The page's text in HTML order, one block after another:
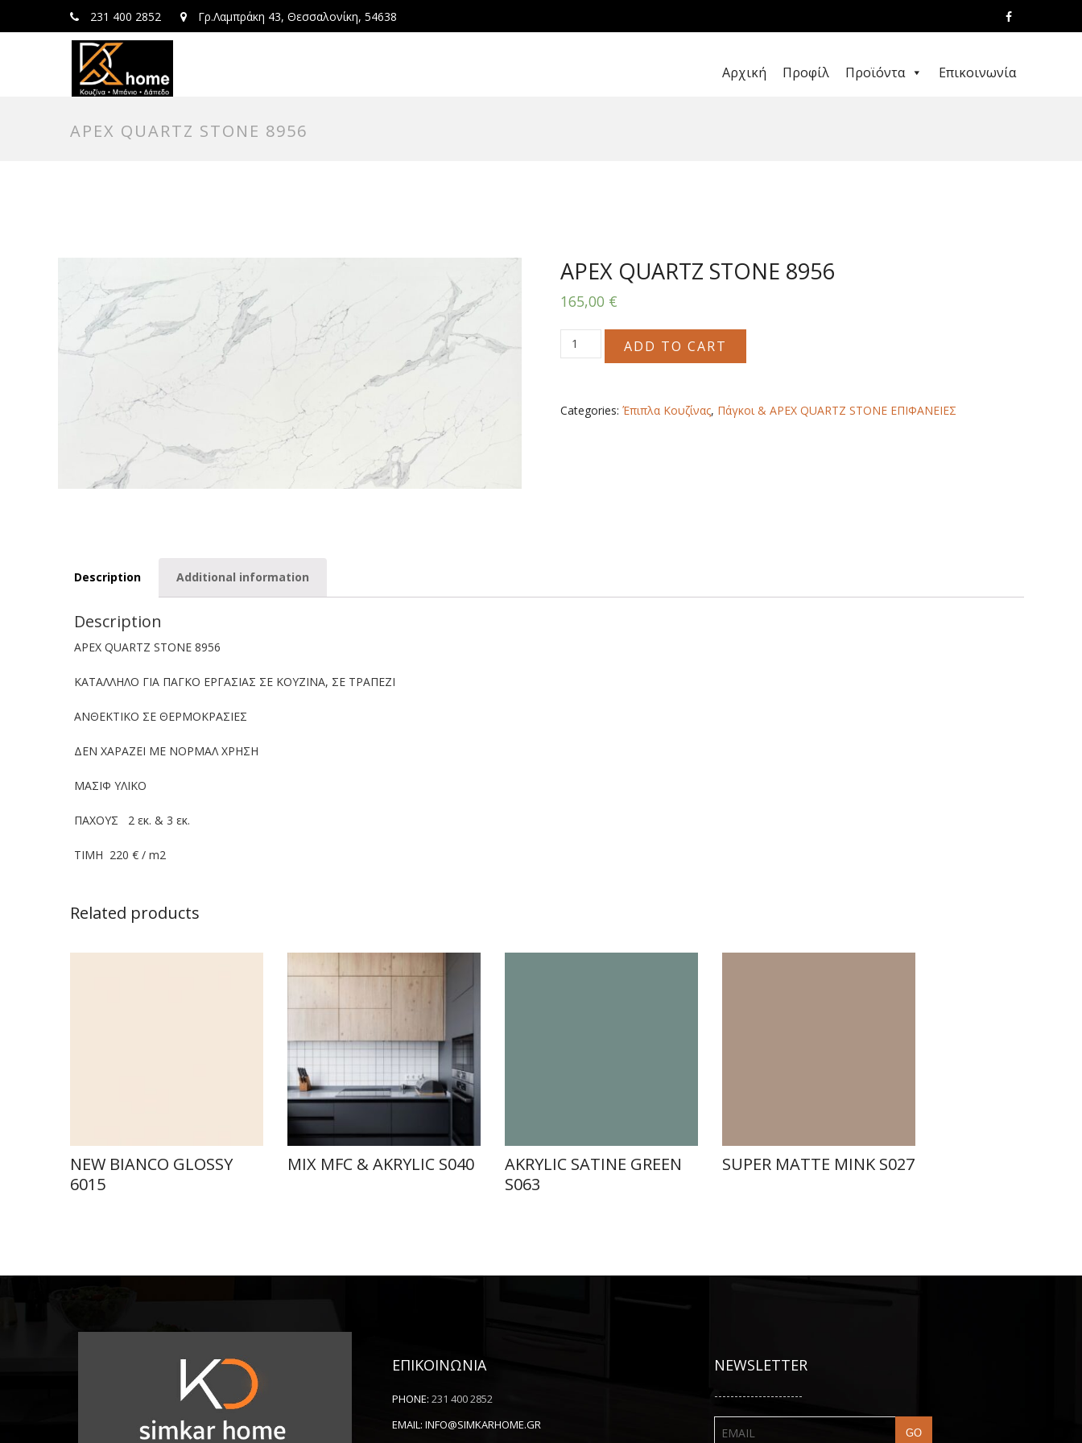
231 400 2852 Γρ.Λαμπράκη 43, Θεσσαλονίκη, 54638
Αρχική Προφίλ Προϊόντα Επικοινωνία
APEX QUARTZ STONE 8956
APEX QUARTZ STONE 8956
165,00 €
APEX
QUARTZ
quantity
ADD TO CART
Categories: Έπιπλα Κουζίνας, Πάγκοι & APEX QUARTZ STONE ΕΠΙΦΑΝΕΙΕΣ
Description Additional information
Description
APEX QUARTZ STONE 8956
ΚΑΤΑΛΛΗΛΟ ΓΙΑ ΠΑΓΚΟ ΕΡΓΑΣΙΑΣ ΣΕ ΚΟΥΖΙΝΑ, ΣΕ ΤΡΑΠΕΖΙ
ΑΝΘΕΚΤΙΚΟ ΣΕ ΘΕΡΜΟΚΡΑΣΙΕΣ
ΔΕΝ ΧΑΡΑΖΕΙ ΜΕ ΝΟΡΜΑΛ ΧΡΗΣΗ
ΜΑΣΙΦ ΥΛΙΚΟ
ΠΑΧΟΥΣ 2 εκ. & 3 εκ.
ΤΙΜΗ 220 € / m2
Related products
NEW BIANCO GLOSSY
6015
MIX MFC & AKRYLIC S040
AKRYLIC SATINE GREEN
S063
SUPER MATTE MINK S027
ΕΠΙΚΟΙΝΩΝΙΑ
PHONE: 231 400 2852
EMAIL: INFO@SIMKARHOME.GR
NEWSLETTER
----------------------